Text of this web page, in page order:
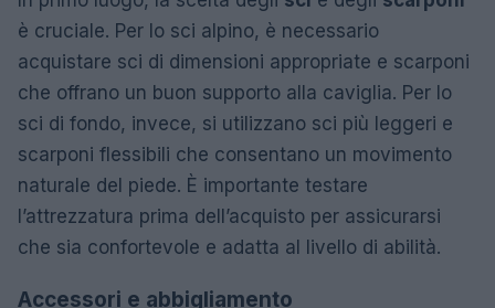
è cruciale. Per lo sci alpino, è necessario
acquistare sci di dimensioni appropriate e scarponi
che offrano un buon supporto alla caviglia. Per lo
sci di fondo, invece, si utilizzano sci più leggeri e
scarponi flessibili che consentano un movimento
naturale del piede. È importante testare
l’attrezzatura prima dell’acquisto per assicurarsi
che sia confortevole e adatta al livello di abilità.
Accessori e abbigliamento